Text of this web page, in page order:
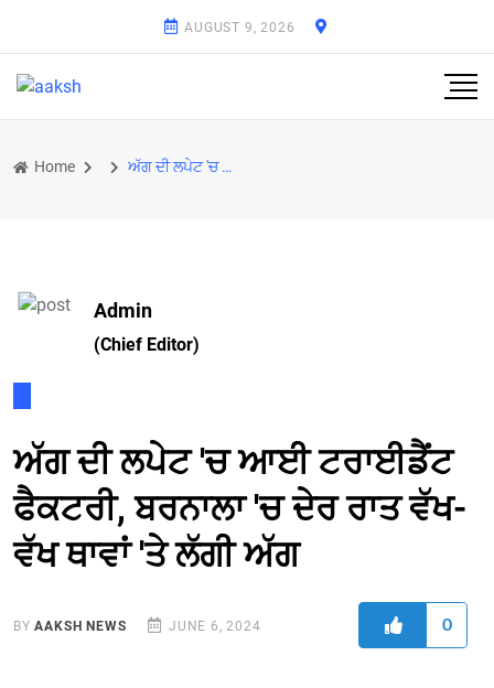
AUGUST 9, 2026
Home ਅੱਗ ਦੀ ਲਪੇਟ 'ਚ ਆਈ ਟਰਾਈਡੈਂਟ ਫੈਕਟਰੀ, ਬਰਨਾਲਾ 'ਚ ਦੇਰ ਰਾਤ ਵੱਖ-ਵੱਖ ਥਾਵਾਂ 'ਤੇ ਲੱਗੀ ਅੱਗ
Admin
(Chief Editor)
ਅੱਗ ਦੀ ਲਪੇਟ 'ਚ ਆਈ ਟਰਾਈਡੈਂਟ
ਫੈਕਟਰੀ, ਬਰਨਾਲਾ 'ਚ ਦੇਰ ਰਾਤ ਵੱਖ-
ਵੱਖ ਥਾਵਾਂ 'ਤੇ ਲੱਗੀ ਅੱਗ
BYAAKSH NEWS JUNE 6, 2024 0